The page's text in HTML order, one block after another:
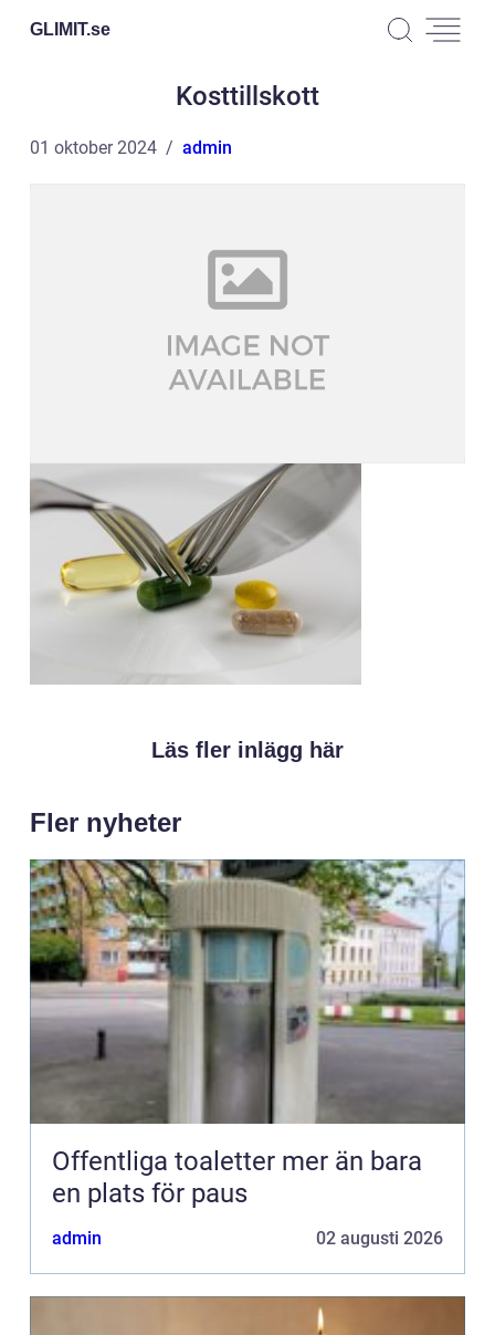
GLIMIT.se
Kosttillskott
01 oktober 2024 admin
Läs fler inlägg här
Fler nyheter
Offentliga toaletter mer än bara
en plats för paus
admin 02 augusti 2026